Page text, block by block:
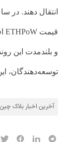
انتقال دهند. در
قیمت ETHPoW
و بلندمدت این
توسعه‌دهندگان،
آخرین اخبار بلاک‌ چین